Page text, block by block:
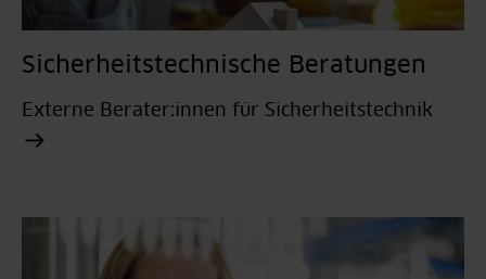
Sicherheitstechnische Beratungen
Externe Berater:innen für Sicherheitstechnik